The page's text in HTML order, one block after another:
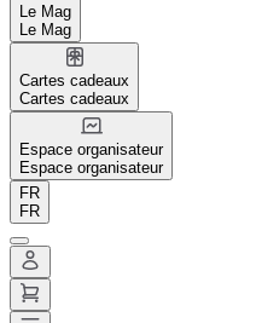
Le Mag
Le Mag
Cartes cadeaux
Cartes cadeaux
Espace organisateur
Espace organisateur
FR
FR